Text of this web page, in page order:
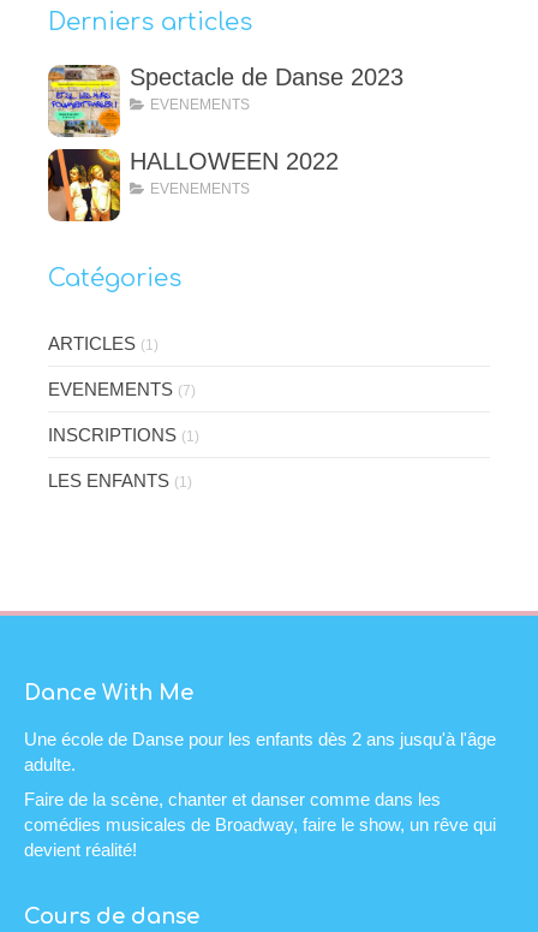
Derniers articles
Spectacle de Danse 2023
EVENEMENTS
HALLOWEEN 2022
EVENEMENTS
Catégories
ARTICLES (1)
EVENEMENTS (7)
INSCRIPTIONS (1)
LES ENFANTS (1)
Dance With Me
Une école de Danse pour les enfants dès 2 ans jusqu'à l'âge
adulte.
Faire de la scène, chanter et danser comme dans les
comédies musicales de Broadway, faire le show, un rêve qui
devient réalité!
Cours de danse